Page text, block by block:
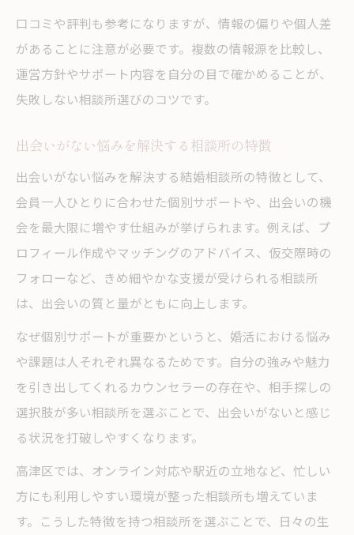
口コミや評判も参考になりますが、情報の偏りや個人差
があることに注意が必要です。複数の情報源を比較し、
運営方針やサポート内容を自分の目で確かめることが、
失敗しない相談所選びのコツです。
出会いがない悩みを解決する相談所の特徴
出会いがない悩みを解決する結婚相談所の特徴として、
会員一人ひとりに合わせた個別サポートや、出会いの機
会を最大限に増やす仕組みが挙げられます。例えば、プ
ロフィール作成やマッチングのアドバイス、仮交際時の
フォローなど、きめ細やかな支援が受けられる相談所
は、出会いの質と量がともに向上します。
なぜ個別サポートが重要かというと、婚活における悩み
や課題は人それぞれ異なるためです。自分の強みや魅力
を引き出してくれるカウンセラーの存在や、相手探しの
選択肢が多い相談所を選ぶことで、出会いがないと感じ
る状況を打破しやすくなります。
高津区では、オンライン対応や駅近の立地など、忙しい
方にも利用しやすい環境が整った相談所も増えていま
す。こうした特徴を持つ相談所を選ぶことで、日々の生